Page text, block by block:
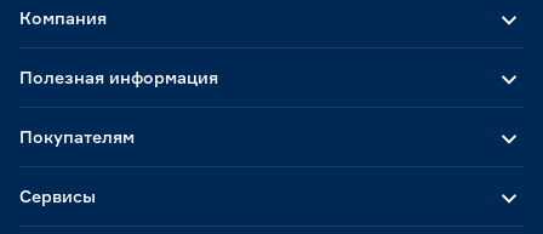
Компания
Полезная информация
Покупателям
Сервисы